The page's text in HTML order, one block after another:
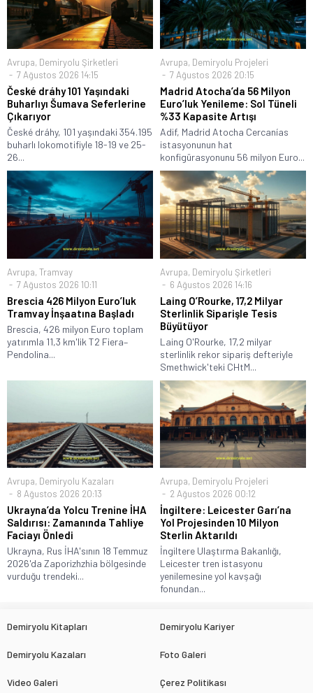
Avrupa, Demiryolu Şirketleri
7 Ağustos 2026 14:15
České dráhy 101 Yaşındaki
Buharlıyı Šumava Seferlerine
Çıkarıyor
České dráhy, 101 yaşındaki 354.195
buharlı lokomotifiyle 18-19 ve 25-
26...
Avrupa, Demiryolu Projeleri
7 Ağustos 2026 20:15
Madrid Atocha’da 56 Milyon
Euro’luk Yenileme: Sol Tüneli
%33 Kapasite Artışı
Adif, Madrid Atocha Cercanías
istasyonunun hat
konfigürasyonunu 56 milyon Euro...
Avrupa, Tramvay
7 Ağustos 2026 10:11
Brescia 426 Milyon Euro’luk
Tramvay İnşaatına Başladı
Brescia, 426 milyon Euro toplam
yatırımla 11,3 km'lik T2 Fiera–
Pendolina...
Avrupa, Demiryolu Şirketleri
6 Ağustos 2026 14:16
Laing O’Rourke, 17,2 Milyar
Sterlinlik Siparişle Tesis
Büyütüyor
Laing O'Rourke, 17,2 milyar
sterlinlik rekor sipariş defteriyle
Smethwick'teki CHtM...
Avrupa, Demiryolu Kazaları
8 Ağustos 2026 20:13
Ukrayna’da Yolcu Trenine İHA
Saldırısı: Zamanında Tahliye
Faciayı Önledi
Ukrayna, Rus İHA'sının 18 Temmuz
2026'da Zaporizhzhia bölgesinde
vurduğu trendeki...
Avrupa, Demiryolu Projeleri
2 Ağustos 2026 00:12
İngiltere: Leicester Garı’na
Yol Projesinden 10 Milyon
Sterlin Aktarıldı
İngiltere Ulaştırma Bakanlığı,
Leicester tren istasyonu
yenilemesine yol kavşağı
fonundan...
Demiryolu Kitapları Demiryolu Kariyer
Demiryolu Kazaları Foto Galeri
Video Galeri Çerez Politikası